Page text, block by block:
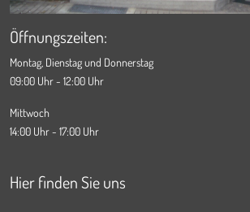
Öffnungszeiten:
Montag, Dienstag und Donnerstag
09:00 Uhr - 12:00 Uhr
Mittwoch
14:00 Uhr - 17:00 Uhr
Hier finden Sie uns